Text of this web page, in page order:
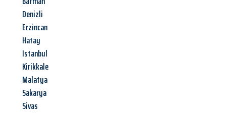
Denizli
Erzincan
Hatay
Istanbul
Kirikkale
Malatya
Sakarya
Sivas